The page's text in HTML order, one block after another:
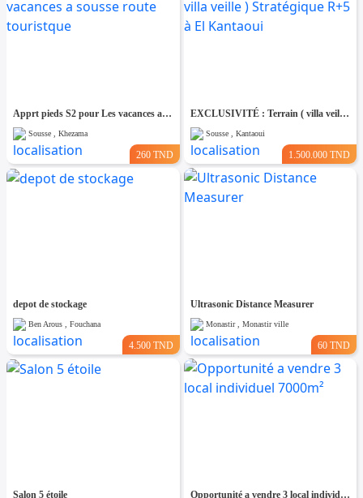
Apprt pieds S2 pour Les vacances a sousse route touristque
Sousse , Khezama
260 TND
EXCLUSIVITÉ : Terrain ( villa veille ) Stratégique R+5 à El Kantaoui
Sousse , Kantaoui
1.500.000 TND
depot de stockage
Ben Arous , Fouchana
4.500 TND
Ultrasonic Distance Measurer
Monastir , Monastir ville
60 TND
Salon 5 étoile Opportunité a vendre 3 local individuel 7000m²